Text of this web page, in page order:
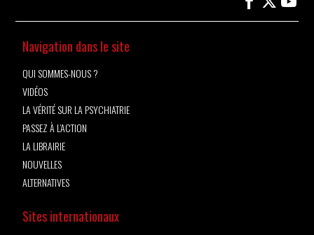
Navigation dans le site
QUI SOMMES-NOUS ?
VIDÉOS
LA VÉRITÉ SUR LA PSYCHIATRIE
PASSEZ À L’ACTION
LA LIBRAIRIE
NOUVELLES
ALTERNATIVES
Sites internationaux